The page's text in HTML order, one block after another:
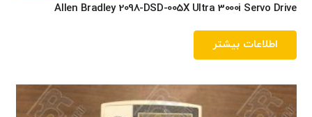
Allen Bradley 2098-DSD-005X Ultra 3000i Servo Drive
اطلاعات بیشتر